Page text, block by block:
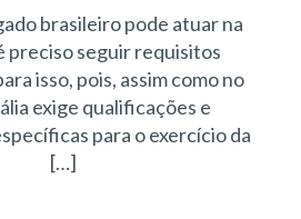
brasileiro pode atuar na
preciso seguir requisitos
isso, pois, assim como no
exige qualificações e
para o exercício da
[…]